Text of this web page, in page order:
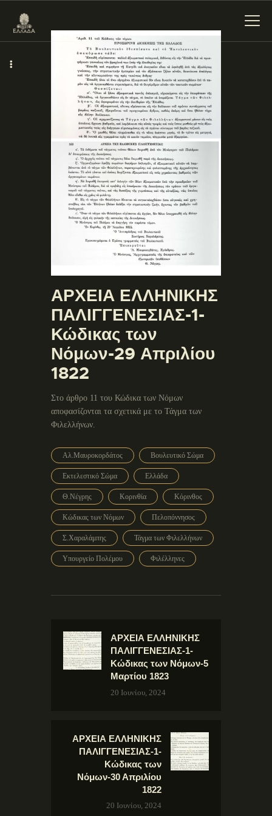
ΕΝΌΤΗΤΕΣ
ΞΥΛΌΚΑΣΤΡΟ –
ΕΥΡΩΣΤΊΝΗ
ΑΡΧΕΙΑ ΕΛΛΗΝΙΚΗΣ
ΠΑΛΙΓΓΕΝΕΣΙΑΣ-1-
Κώδικας των
Νόμων-29 Απριλίου
1822
Στο άρθρο 11 του Κώδικα των Νόμων
αποφασίζονται τα σχετικά με το Τάγμα των
Φιλελλήνων.
Αλ.Μαυροκορδάτος Βουλευτικό Σώμα
Εκτελεστικό Σώμα Ελλάδα
Θ.Νέγρης Κορινθία Κόρινθος
Κώδικας των Νόμων Πελοπόννησος
Σ.Χαραλάμπης Τάγμα των Φιλελλήνων
Υπουργείο Πολέμου Φιλέλληνες
ΑΡΧΕΙΑ ΕΛΛΗΝΙΚΗΣ
ΠΑΛΙΓΓΕΝΕΣΙΑΣ-1-
Κώδικας των Νόμων-5
Μαρτίου 1823
20 Ιουνίου, 2024
ΑΡΧΕΙΑ ΕΛΛΗΝΙΚΗΣ
ΠΑΛΙΓΓΕΝΕΣΙΑΣ-1-
Κώδικας των
Νόμων-30 Απριλίου
1822
20 Ιουνίου, 2024